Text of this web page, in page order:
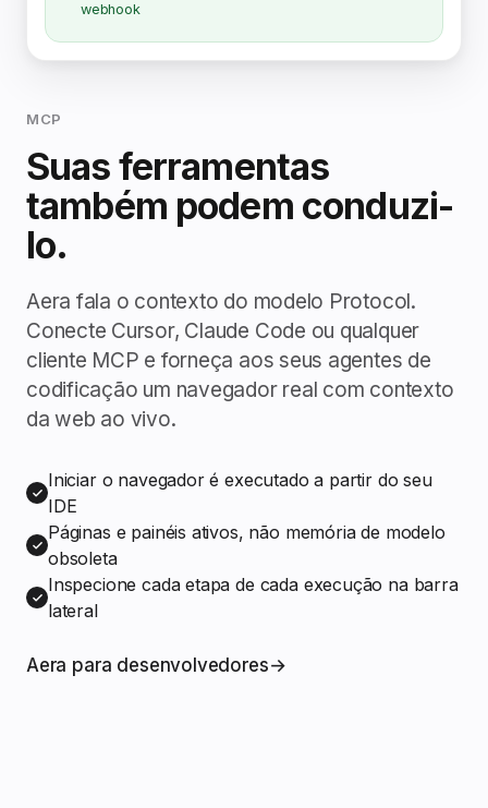
webhook
MCP
Suas ferramentas
também podem conduzi-
lo.
Aera fala o contexto do modelo Protocol.
Conecte Cursor, Claude Code ou qualquer
cliente MCP e forneça aos seus agentes de
codificação um navegador real com contexto
da web ao vivo.
Iniciar o navegador é executado a partir do seu
IDE
Páginas e painéis ativos, não memória de modelo
obsoleta
Inspecione cada etapa de cada execução na barra
lateral
Aera para desenvolvedores→